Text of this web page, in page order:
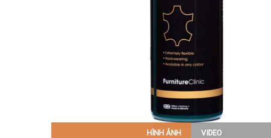
HÌNH ẢNH VIDEO